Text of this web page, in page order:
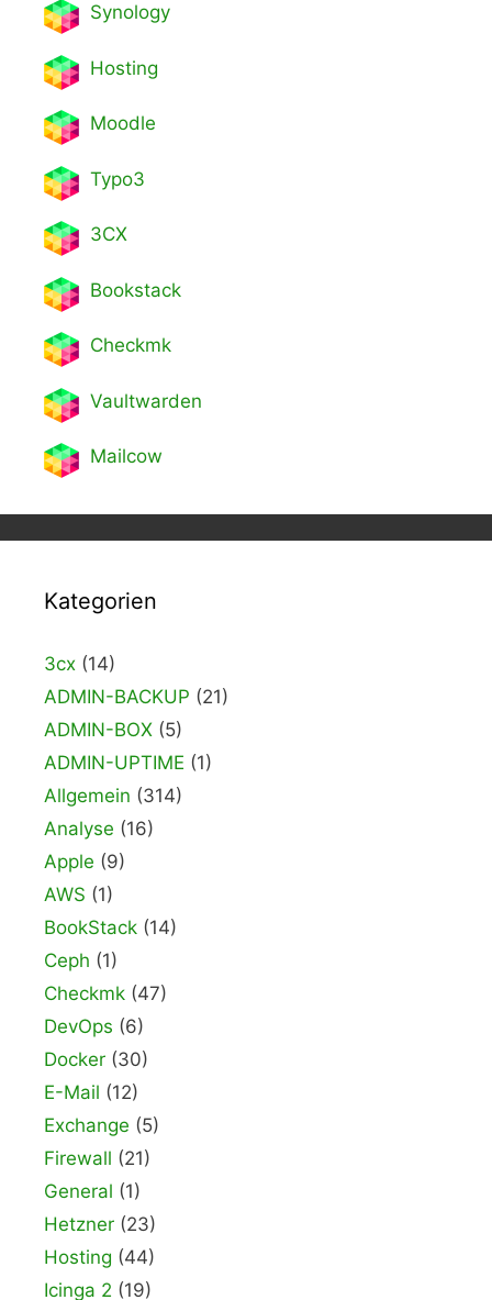
Synology
Hosting
Moodle
Typo3
3CX
Bookstack
Checkmk
Vaultwarden
Mailcow
Kategorien
3cx (14)
ADMIN-BACKUP (21)
ADMIN-BOX (5)
ADMIN-UPTIME (1)
Allgemein (314)
Analyse (16)
Apple (9)
AWS (1)
BookStack (14)
Ceph (1)
Checkmk (47)
DevOps (6)
Docker (30)
E-Mail (12)
Exchange (5)
Firewall (21)
General (1)
Hetzner (23)
Hosting (44)
Icinga 2 (19)